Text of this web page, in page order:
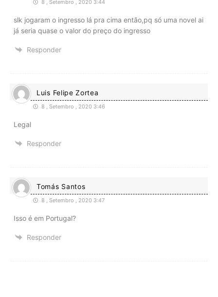
8 , Setembro , 2020 3:44
slk jogaram o ingresso lá pra cima então,pq só uma novel ai
já seria quase o valor do preço do ingresso
Responder
Luis Felipe Zortea
8 , Setembro , 2020 3:46
Legal
Responder
Tomás Santos
8 , Setembro , 2020 3:47
Isso é em Portugal?
Responder